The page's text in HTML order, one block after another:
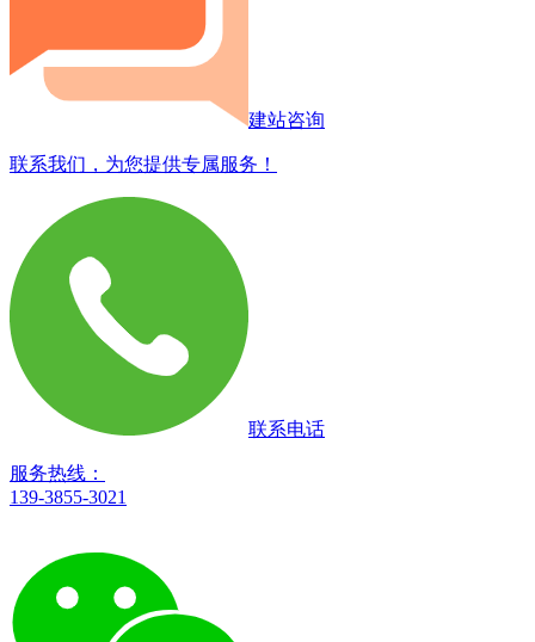
建站咨询
联系我们，为您提供专属服务！
联系电话
服务热线：
139-3855-3021